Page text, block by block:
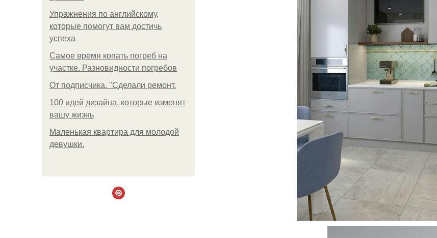
Упражнения по английскому,
которые помогут вам достичь
успеха
Самое время копать погреб на
участке. Разновидности погребов
От подписчика. "Сделали ремонт.
100 идей дизайна, которые изменят
вашу жизнь
Маленькая квартира для молодой
девушки.